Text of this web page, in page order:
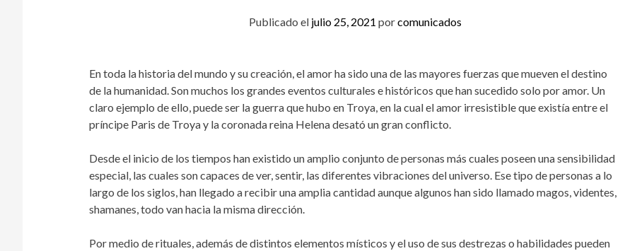
Publicado el julio 25, 2021 porcomunicados
En toda la historia del mundo y su creación, el amor ha sido una de las mayores fuerzas que mueven el destino
de la humanidad. Son muchos los grandes eventos culturales e históricos que han sucedido solo por amor. Un
claro ejemplo de ello, puede ser la guerra que hubo en Troya, en la cual el amor irresistible que existía entre el
príncipe Paris de Troya y la coronada reina Helena desató un gran conflicto.
Desde el inicio de los tiempos han existido un amplio conjunto de personas más cuales poseen una sensibilidad
especial, las cuales son capaces de ver, sentir, las diferentes vibraciones del universo. Ese tipo de personas a lo
largo de los siglos, han llegado a recibir una amplia cantidad aunque algunos han sido llamado magos, videntes,
shamanes, todo van hacia la misma dirección.
Por medio de rituales, además de distintos elementos místicos y el uso de sus destrezas o habilidades pueden